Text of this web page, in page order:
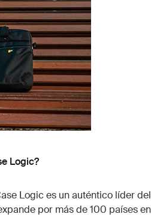
Logic?
Logic es un auténtico líder
por más de 100 países